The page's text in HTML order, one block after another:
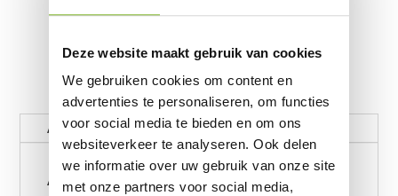
Deze website maakt gebruik van cookies
We gebruiken cookies om content en
advertenties te personaliseren, om functies
voor social media te bieden en om ons
websiteverkeer te analyseren. Ook delen
we informatie over uw gebruik van onze site
met onze partners voor social media,
Aanvullende informatie
Aanvullende informatie